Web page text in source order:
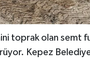
toprak olan semt
Kepez